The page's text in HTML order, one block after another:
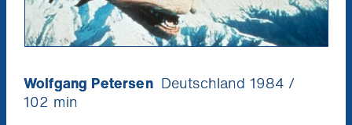
Wolfgang Petersen Deutschland 1984 /
102 min